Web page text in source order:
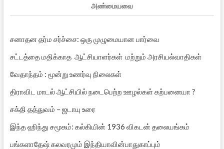
அண்மையவை
சனாதன தர்ம சர்ச்சை: ஒரு முழுமையான பார்வை
சட்டத்தை மதிக்காத ஆட்சியாளர்கள் மற்றும் அரசியல்வாதிகள்
வேதாந்தம் : மூன்று உணர்வு நிலைகள்
திராவிட மாடல் ஆட்சியில் நடைபெற்ற ஊழல்கள் கற்பனையா ?
சக்தி தத்துவம் – ஜடாயு உரை
இந்த ஹிந்து சமூகம்: கல்கியின் 1936 விகடன் தலையங்கம்
பங்களாதேஷ் கலவரமும் இந்தியாவின்பாதுகாப்பும்